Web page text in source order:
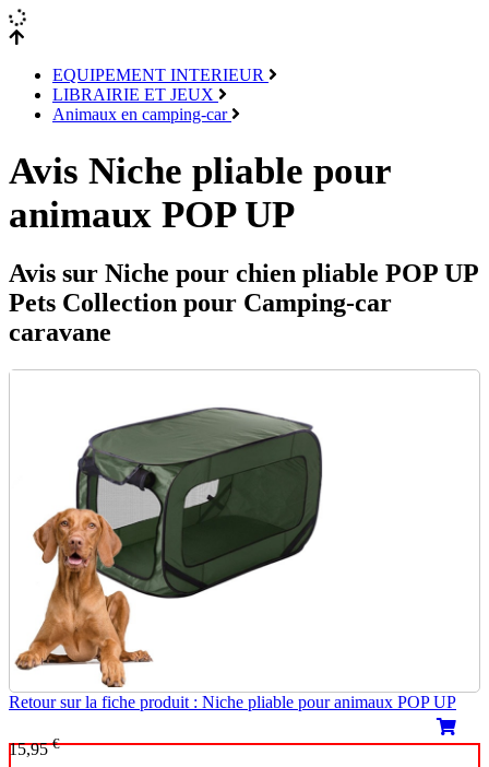
EQUIPEMENT INTERIEUR
LIBRAIRIE ET JEUX
Animaux en camping-car
Avis Niche pliable pour
animaux POP UP
Avis sur Niche pour chien pliable POP UP
Pets Collection pour Camping-car
caravane
Retour sur la fiche produit : Niche pliable pour animaux POP UP
15,95€